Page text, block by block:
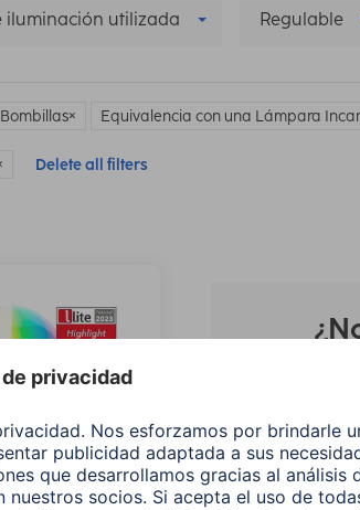
iluminación utilizada Regulable
Equivalencia con una Lámpara
Delete all filters
Buscar